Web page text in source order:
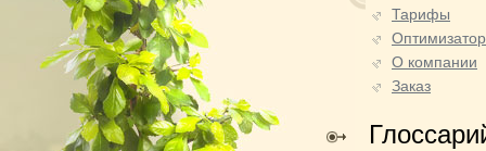
Тарифы
О компании
Заказ